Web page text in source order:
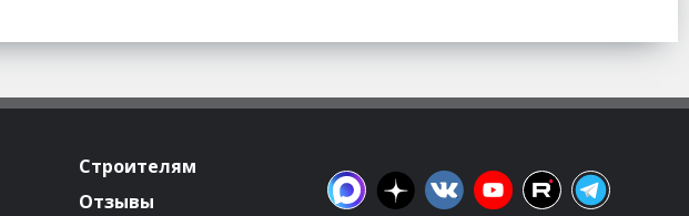
Строителям
Отзывы